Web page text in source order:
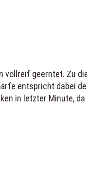
vollreif geerntet. Zu
entspricht dabei
in letzter Minute,